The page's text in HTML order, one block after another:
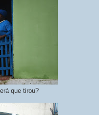
que tirou?